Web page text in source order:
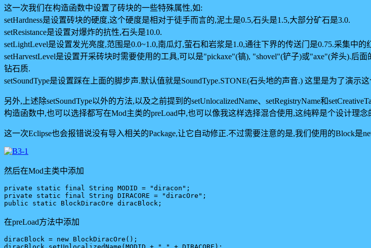
这一次我们在构造函数中设置了砖块的一些特殊属性,如:
setHardness是设置砖块的硬度,这个硬度是相对于徒手而言的,泥土是0.5,石头是1.5,大部分矿石是3.0.
setResistance是设置对爆炸的抗性,石头是10.0.
setLightLevel是设置发光亮度,范围是0.0~1.0,南瓜灯,萤石和岩浆是1.0,通往下界的传送门是0.75.采集中的
setHarvestLevel是设置开采砖块时需要使用的工具,可以是"pickaxe"(镐), "shovel"(铲子)或"axe"(斧头).
钻石质.
setSoundType是设置踩在上面的脚步声.默认值就是SoundType.STONE(石头地的声音.) 这里是为了演示
另外,上述除setSoundType以外的方法,以及之前提到的setUnlocalizedName、setRegistryName和
构造函数中,也可以选择都写在Mod主类的preLoad中,也可以像我这样选择混合使用,这纯粹是个设计理念
这一次Eclipse也会报错说没有导入相关的Package,让它自动修正.不过需要注意的是,我们使用的Block是
然后在Mod主类中添加
private static final String MODID = "diracon";
private static final String DIRACORE = "diracOre";
在preLoad方法中添加
diracBlock = new BlockDiracOre();